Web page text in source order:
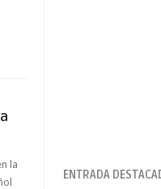
la
ENTRADA